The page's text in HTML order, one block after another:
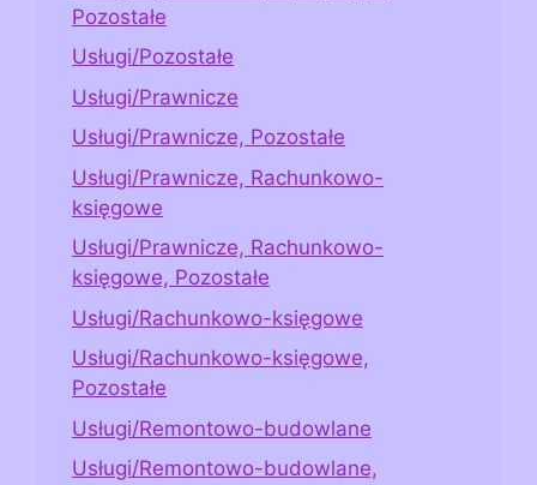
Pozostałe
Usługi/Pozostałe
Usługi/Prawnicze
Usługi/Prawnicze, Pozostałe
Usługi/Prawnicze, Rachunkowo-
księgowe
Usługi/Prawnicze, Rachunkowo-
księgowe, Pozostałe
Usługi/Rachunkowo-księgowe
Usługi/Rachunkowo-księgowe,
Pozostałe
Usługi/Remontowo-budowlane
Usługi/Remontowo-budowlane,